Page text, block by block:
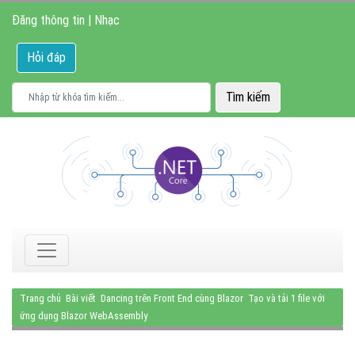
Đăng thông tin | Nhạc
Hỏi đáp
Trang chủ Bài viết Dancing trên Front End cùng Blazor Tạo và tải 1 file với
ứng dụng Blazor WebAssembly